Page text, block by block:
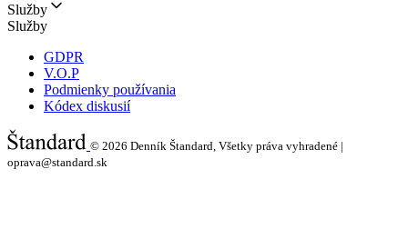
Služby
Služby
GDPR
V.O.P
Podmienky používania
Kódex diskusií
© 2026 Denník Štandard, Všetky práva vyhradené |
oprava@standard.sk